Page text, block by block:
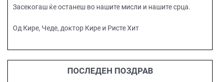
Засекогаш ќе останеш во нашите мисли и нашите срца.
Од Кире, Чеде, доктор Кире и Ристе Хит
ПОСЛЕДЕН ПОЗДРАВ